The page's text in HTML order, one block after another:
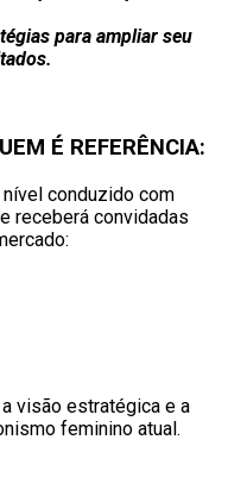
para ampliar seu
É REFERÊNCIA:
conduzido com
receberá convidadas
visão estratégica e a
feminino atual.